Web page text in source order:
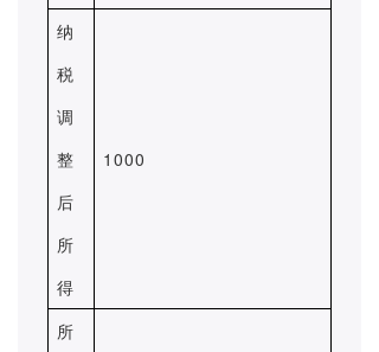
纳
税
调
整
后
所
得
1000
所